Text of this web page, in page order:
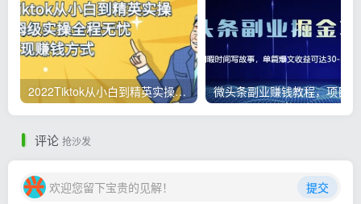
2022Tiktok从小白到精英实操，0-1保姆级实操全程无忧，多种变现赚钱方式
评论 抢沙发
欢迎您留下宝贵的见解！ 提交